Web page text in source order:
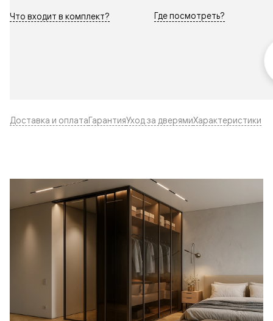
Что входит в комплект? Где посмотреть?
Доставка и оплатаГарантияУход за дверямиХарактеристики